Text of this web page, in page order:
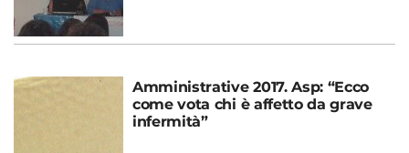
Amministrative 2017. Asp: “Ecco
come vota chi è affetto da grave
infermità”